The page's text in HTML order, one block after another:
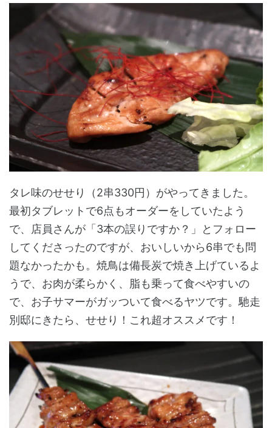
タレ味のせせり（2串330円）がやってきました。
最初タブレットで6点もオーダーをしていたよう
で、店員さんが「3本の誤りですか？」とフォロー
してくださったのですが、おいしいから6串でも問
題なかったかも。焼鳥は備長炭で焼き上げているよ
うで、お肉が柔らかく、脂も乗って食べやすいの
で、お子サマーがガッついて食べるヤツです。馳走
別邸にきたら、せせり！これ超オススメです！